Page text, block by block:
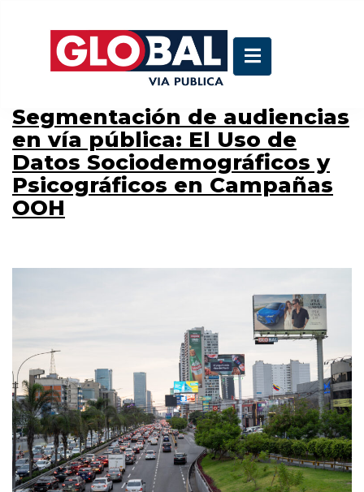
Segmentación de audiencias
en vía pública: El Uso de
Datos Sociodemográficos y
Psicográficos en Campañas
OOH